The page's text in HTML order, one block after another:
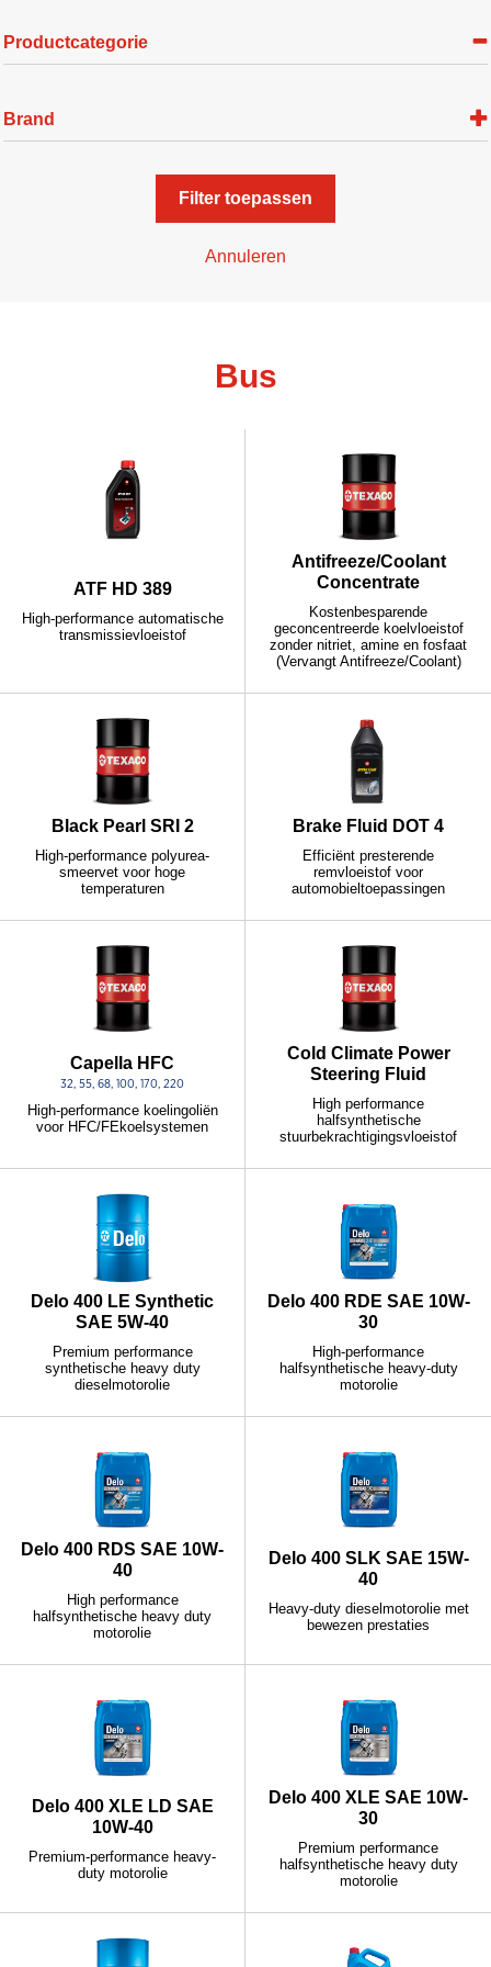
Productcategorie
Brand
Filter toepassen
Annuleren
Bus
ATF HD 389
High-performance automatische
transmissievloeistof
Antifreeze/Coolant
Concentrate
Kostenbesparende
geconcentreerde koelvloeistof
zonder nitriet, amine en fosfaat
(Vervangt Antifreeze/Coolant)
Black Pearl SRI 2
High-performance polyurea-
smeervet voor hoge
temperaturen
Brake Fluid DOT 4
Efficiënt presterende
remvloeistof voor
automobieltoepassingen
Capella HFC
32, 55, 68, 100, 170, 220
High-performance koelingoliën
voor HFC/FEkoelsystemen
Cold Climate Power
Steering Fluid
High performance
halfsynthetische
stuurbekrachtigingsvloeistof
Delo 400 LE Synthetic
SAE 5W-40
Premium performance
synthetische heavy duty
dieselmotorolie
Delo 400 RDE SAE 10W-
30
High-performance
halfsynthetische heavy-duty
motorolie
Delo 400 RDS SAE 10W-
40
High performance
halfsynthetische heavy duty
motorolie
Delo 400 SLK SAE 15W-
40
Heavy-duty dieselmotorolie met
bewezen prestaties
Delo 400 XLE LD SAE
10W-40
Premium-performance heavy-
duty motorolie
Delo 400 XLE SAE 10W-
30
Premium performance
halfsynthetische heavy duty
motorolie